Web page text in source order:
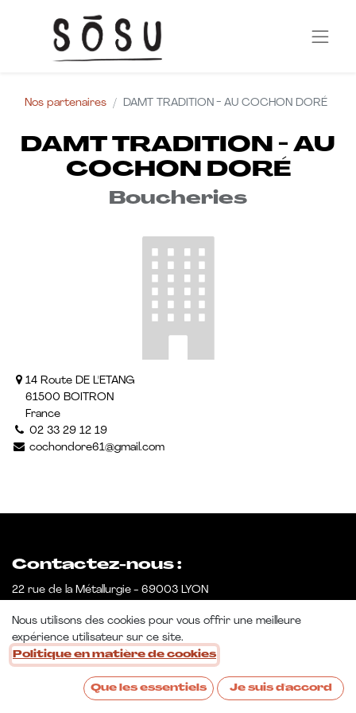
Nos partenaires DAMT TRADITION - AU COCHON DORÉ
DAMT TRADITION - AU
COCHON DORÉ
Boucheries
14 Route DE L'ETANG
61500 BOITRON
France
02 33 29 12 19
cochondore61@gmail.com
Contactez-nous :
22 rue de la Métallurgie - 69003 LYON
E-mail : bonjour@sosulesartisans.com
Nous utilisons des cookies pour vous offrir une meilleure
expérience utilisateur sur ce site.
Politique en matière de cookies
Que les essentiels Je suis d'accord